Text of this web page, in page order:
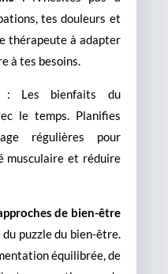
tes douleurs et
thérapeute à adapter
à tes besoins.
Les bienfaits du
le temps. Planifies
régulières pour
musculaire et réduire
de bien-être
puzzle du bien-être.
équilibrée, de